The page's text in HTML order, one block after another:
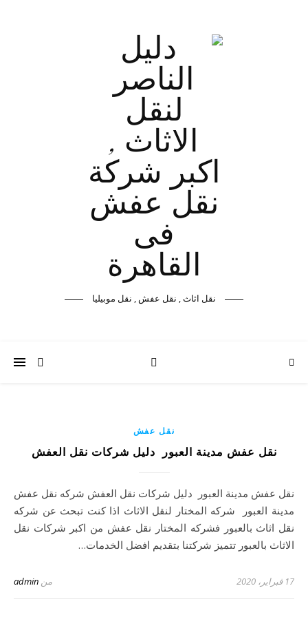
نقل اثاث , نقل عفش , نقل موبيليا
نقل عفش
نقل عفش مدينة العبور دليل شركات نقل العفش
نقل عفش مدينة العبور دليل شركات نقل العفش شركه نقل عفش
مدينة العبور شركه المختار لنقل الاثاث اذا كنت تبحث عن شركه
نقل اثاث بالعبور فشركه المختار نقل عفش من اكبر شركات نقل
الاثاث بالعبور تتميز شركتنا بتقديم افضل الخدمات…
من admin 17 فبراير، 2020